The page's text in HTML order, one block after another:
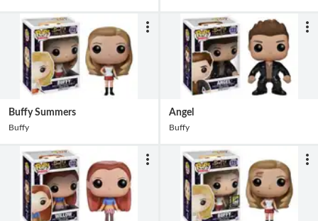
Buffy Summers
Buffy
Angel
Buffy